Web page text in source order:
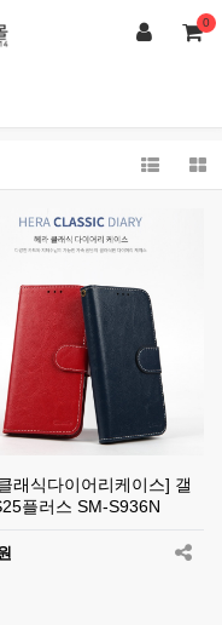
0
래식다이어리케이스] 갤
플러스 SM-S936N